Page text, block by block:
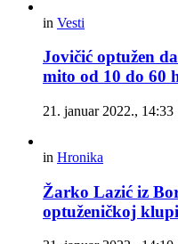
in Vesti
Jovičić optužen
mito od 10 do 60
21. januar 2022., 14:33
in Hronika
Žarko Lazić iz
optuženičkoj klupi